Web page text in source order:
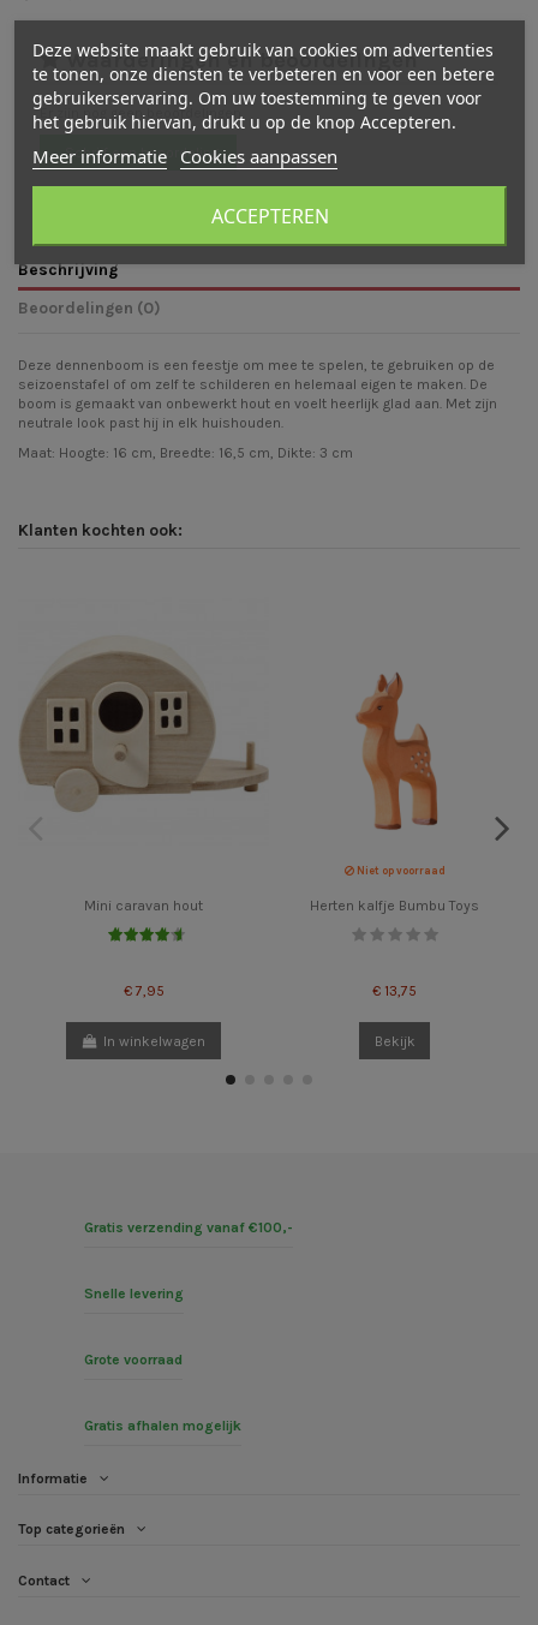
Waarderingen en beoordelingen
Er zijn nog geen beoordelingen
Schrijf een beoordeling
Beschrijving
Beoordelingen (0)
Deze dennenboom is een feestje om mee te spelen, te gebruiken op de
seizoenstafel of om zelf te schilderen en helemaal eigen te maken. De
boom is gemaakt van onbewerkt hout en voelt heerlijk glad aan. Met zijn
neutrale look past hij in elk huishouden.
Maat: Hoogte: 16 cm, Breedte: 16,5 cm, Dikte: 3 cm
Klanten kochten ook:
Mini caravan hout
€ 7,95
In winkelwagen
Niet op voorraad
Herten kalfje Bumbu Toys
€ 13,75
Bekijk
Gratis verzending vanaf €100,-
Snelle levering
Grote voorraad
Gratis afhalen mogelijk
Informatie
Top categorieën
Contact
Deze website maakt gebruik van cookies om advertenties
te tonen, onze diensten te verbeteren en voor een betere
gebruikerservaring. Om uw toestemming te geven voor
het gebruik hiervan, drukt u op de knop Accepteren.
Meer informatie Cookies aanpassen
ACCEPTEREN